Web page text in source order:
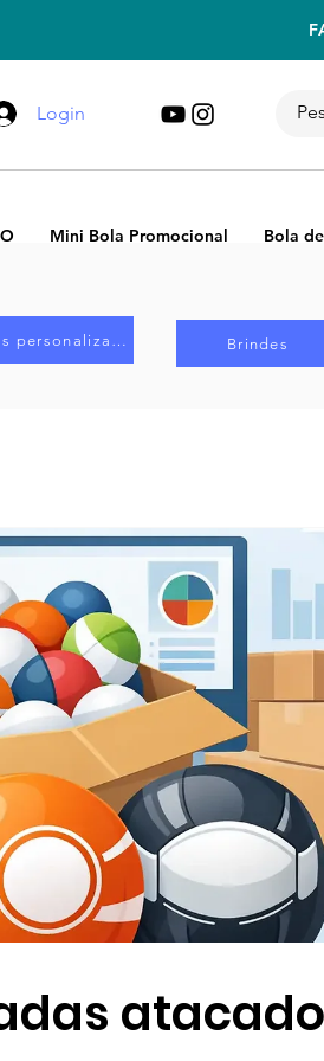
Mini Bola Promocional Bola
Login
bolas personalizadas Brindes